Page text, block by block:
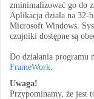
zminimalizować go do
Aplikacja działa na 32-
Microsoft Windows.
czujniki dostępne są
Do działania programu
FrameWork.
Uwaga!
Przypominamy, że jest